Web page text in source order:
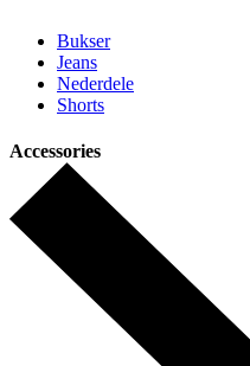
Bukser
Jeans
Nederdele
Shorts
Accessories